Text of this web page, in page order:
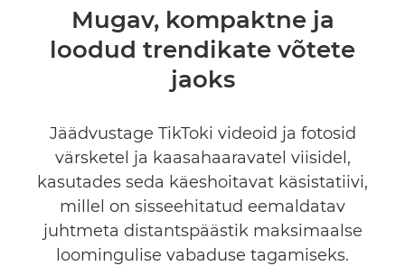
Ülevaade
Tehnilised andmed
Mugav, kompaktne ja
loodud trendikate võtete
jaoks
Jäädvustage TikToki videoid ja fotosid
värsketel ja kaasahaaravatel viisidel,
kasutades seda käeshoitavat käsistatiivi,
millel on sisseehitatud eemaldatav
juhtmeta distantspäästik maksimaalse
loomingulise vabaduse tagamiseks.